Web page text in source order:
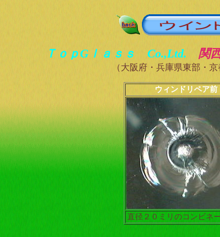
ＴｏｐGｌａｓｓ Co.,Ltd. 関
（大阪府・兵庫県東部・
ウィンドリペア前
直径２０ミリのコンビネ